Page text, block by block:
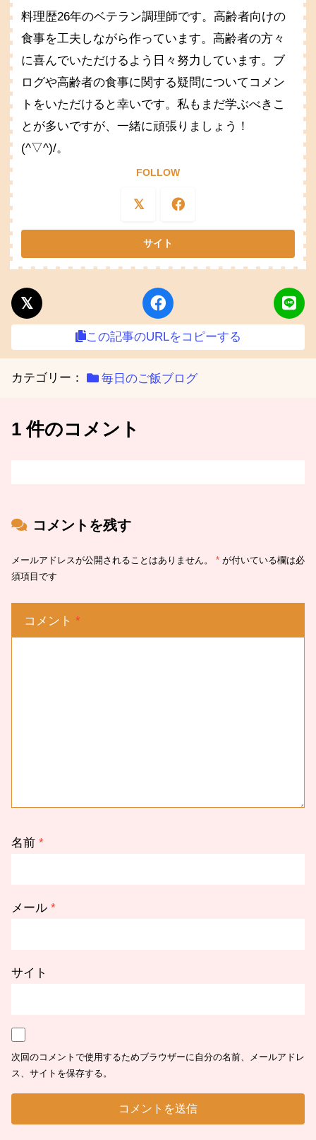
料理歴26年のベテラン調理師です。高齢者向けの
食事を工夫しながら作っています。高齢者の方々
に喜んでいただけるよう日々努力しています。ブ
ログや高齢者の食事に関する疑問についてコメン
トをいただけると幸いです。私もまだ学ぶべきこ
とが多いですが、一緒に頑張りましょう！
(^▽^)/。
FOLLOW
この記事のURLをコピーする
カテゴリー： 毎日のご飯ブログ
1 件のコメント
コメントを残す
メールアドレスが公開されることはありません。 * が付いている欄は必
須項目です
コメント *
名前 *
メール *
サイト
次回のコメントで使用するためブラウザーに自分の名前、メールアドレ
ス、サイトを保存する。